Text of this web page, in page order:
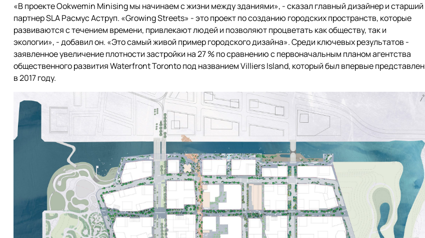
«В проекте Ookwemin Minising мы начинаем с жизни между зданиями», - сказал главный дизайнер и старший
партнер SLA Расмус Аструп. «Growing Streets» - это проект по созданию городских пространств, которые
развиваются с течением времени, привлекают людей и позволяют процветать как обществу, так и
экологии», - добавил он. «Это самый живой пример городского дизайна». Среди ключевых результатов -
заявленное увеличение плотности застройки на 27 % по сравнению с первоначальным планом агентства
общественного развития Waterfront Toronto под названием Villiers Island, который был впервые представлен
в 2017 году.